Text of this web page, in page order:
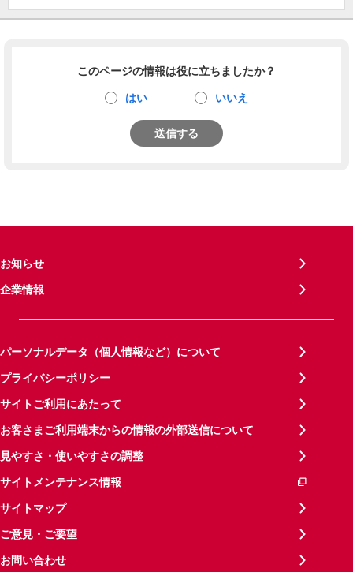
このページの情報は役に立ちましたか？
はい いいえ
送信する
お知らせ
企業情報
パーソナルデータ（個人情報など）について
プライバシーポリシー
サイトご利用にあたって
お客さまご利用端末からの情報の外部送信について
見やすさ・使いやすさの調整
サイトメンテナンス情報
サイトマップ
ご意見・ご要望
お問い合わせ